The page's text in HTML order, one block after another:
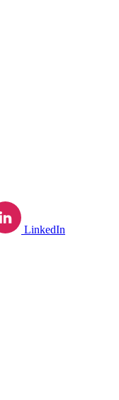
LinkedIn